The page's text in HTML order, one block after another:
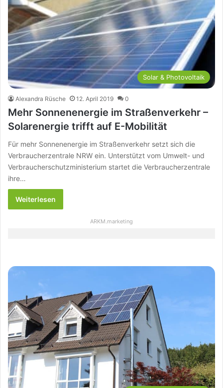
Solar & Photovoltaik
Alexandra Rüsche 12. April 2019 0
Mehr Sonnenenergie im Straßenverkehr –
Solarenergie trifft auf E-Mobilität
Für mehr Sonnenenergie im Straßenverkehr setzt sich die
Verbraucherzentrale NRW ein. Unterstützt vom Umwelt- und
Verbraucherschutzministerium startet die Verbraucherzentrale
ihre…
Weiterlesen
ARKM.marketing